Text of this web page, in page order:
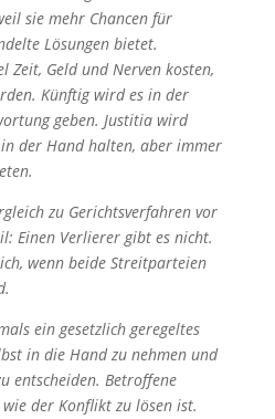
sie mehr Chancen für
Lösungen bietet.
Zeit, Geld und Nerven kosten,
Künftig wird es in der
geben. Justitia wird
der Hand halten, aber immer
zu Gerichtsverfahren vor
Einen Verlierer gibt es nicht.
wenn beide Streitparteien
ein gesetzlich geregeltes
in die Hand zu nehmen und
entscheiden. Betroffene
der Konflikt zu lösen ist.